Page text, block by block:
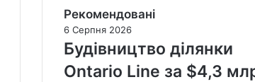
Рекомендовані
6 Серпня 2026
Будівництво ділянки
Ontario Line за $4,3